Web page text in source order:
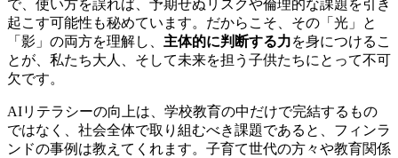
で、使い方を誤れば、予期せぬリスクや倫理的な課題を引き
起こす可能性も秘めています。だからこそ、その「光」と
「影」の両方を理解し、 主体的に判断する力を身につけるこ
とが、私たち大人、そして未来を担う子供たちにとって不可
欠です。
AIリテラシーの向上は、学校教育の中だけで完結するもの
ではなく、社会全体で取り組むべき課題であると、フィンラ
ンドの事例は教えてくれます。子育て世代の方々や教育関係